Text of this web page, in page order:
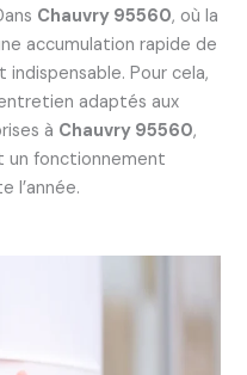
Chauvry 95560, où la
accumulation rapide de
Pour cela,
adaptés aux
à Chauvry 95560,
un fonctionnement
l’année.